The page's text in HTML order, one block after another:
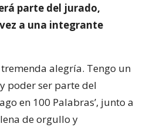
parte del jurado,
a una integrante
alegría. Tengo un
poder ser parte del
en 100 Palabras’, junto a
de orgullo y